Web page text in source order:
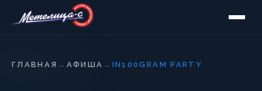
ГЛАВНАЯ → АФИША → IN100GRAM PARTY